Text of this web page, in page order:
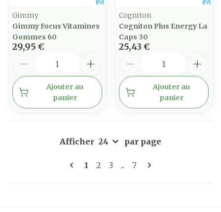
Gimmy
Gimmy Focus Vitamines
Gommes 60
29,95 €
Ajouter au
panier
Cogniton
Cogniton Plus Energy La
Caps 30
25,43 €
Ajouter au
panier
Pages
Vous lisez actuellement la page
1 Page
2 Page
3 ... Page
7
Afficher par page